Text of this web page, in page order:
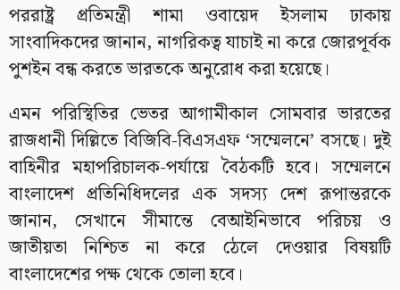
পররাষ্ট্র প্রতিমন্ত্রী শামা ওবায়েদ ইসলাম ঢাকায়
সাংবাদিকদের জানান, নাগরিকত্ব যাচাই না করে জোরপূর্বক
পুশইন বন্ধ করতে ভারতকে অনুরোধ করা হয়েছে।
এমন পরিস্থিতির ভেতর আগামীকাল সোমবার ভারতের
রাজধানী দিল্লিতে বিজিবি-বিএসএফ ‘সম্মেলনে’ বসছে। দুই
বাহিনীর মহাপরিচালক-পর্যায়ে বৈঠকটি হবে। সম্মেলনে
বাংলাদেশ প্রতিনিধিদলের এক সদস্য দেশ রূপান্তরকে
জানান, সেখানে সীমান্তে বেআইনিভাবে পরিচয় ও
জাতীয়তা নিশ্চিত না করে ঠেলে দেওয়ার বিষয়টি
বাংলাদেশের পক্ষ থেকে তোলা হবে।